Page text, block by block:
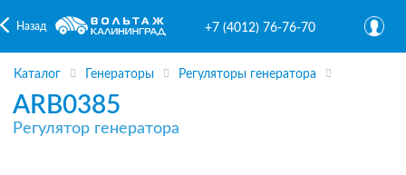
Назад +7 (4012) 76-76-70
Каталог Генераторы Регуляторы генератора
ARB0385
Регулятор генератора